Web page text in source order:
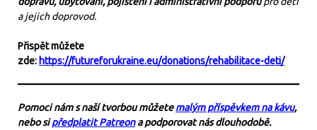
a jejich doprovod.
Přispět můžete
zde: https://futureforukraine.eu/donations/rehabilitace-deti/
Pomoci nám s naší tvorbou můžetemalým příspěvkem na kávu,
nebo sipředplatit Patreona podporovat nás dlouhodobě.